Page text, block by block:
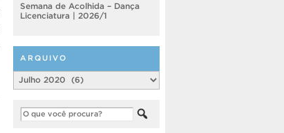
Semana de Acolhida – Dança
Licenciatura | 2026/1
ARQUIVO
Arquivo